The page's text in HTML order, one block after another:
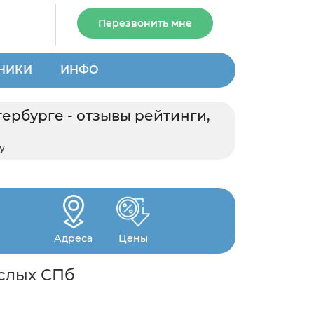
Перезвонить мне
ИНФО
- отзывы рейтинги,
Адреса Цены
СПб